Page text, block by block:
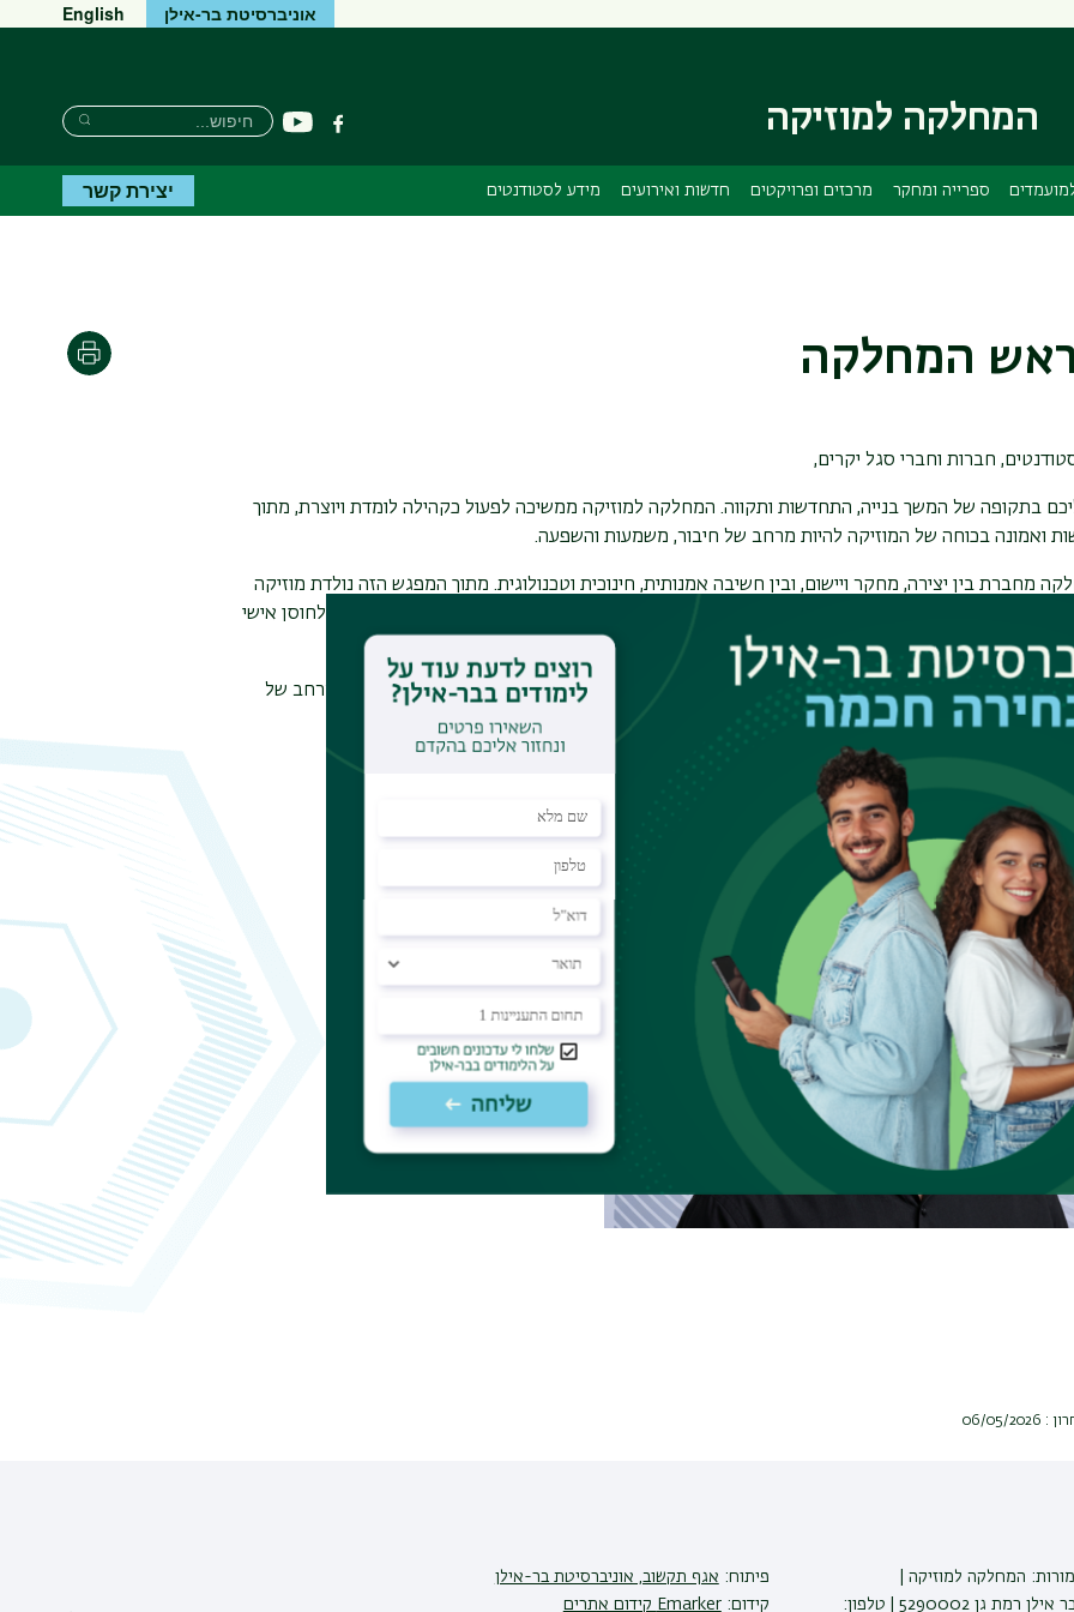
ראשי
אוניברסיטת בר-אילן English
המחלקה למוזיקה פייסבוקיוטיוב
חיפוש
חיפוש
חיפוש
ספרייה ומחקר מרכזים ופרויקטים חדשות ואירועים מידע לסטודנטים יצירת קשר
המחלקה הדפסה
חברות וחברי סגל יקרים,
בתקופה של המשך בנייה, התחדשות ותקווה. המחלקה למוזיקה ממשיכה לפעול כקהילה לומדת ויוצרת, מתוך
ואמונה בכוחה של המוזיקה להיות מרחב של חיבור, משמעות והשפעה.
מחברת בין יצירה, מחקר ויישום, ובין חשיבה אמנותית, חינוכית וטכנולוגית. מתוך המפגש הזה נולדת מוזיקה
הפועלת הן במרחב האקדמי והן בלב החברה הישראלית. אנו מאמינים כי בכוחה של האמנות לתרום לחוסן אישי
ולהקשבה – בייחוד בזמנים של שינוי.
שלכם ובאופן שבו המוזיקה יוצאת מגבולות הכיתה אל העולם. אנו מחויבים להמשיך ולטפח כאן מרחב של
ושיתוף, ולפעול יחד מתוך שאיפה למצוינות, אנושיות ורוח פתוחה.
לקחת חלק פעיל בקהילה שלנו, ליצור ולהתפתח יחד איתנו.
ראש המחלקה למוזיקה
2026
המחלקה למוזיקה |
אוניברסיטת בר אילן רמת גן 5290002 | טלפון:
פיתוח: אגף תקשוב, אוניברסיטת בר-אילן
קידום:Emarker קידום אתרים